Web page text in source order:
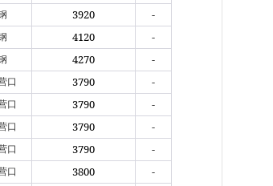
3920 -
4120 -
4270 -
口 3790 -
口 3790 -
口 3790 -
口 3790 -
口 3800 -